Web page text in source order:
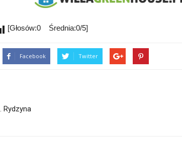
[Głosów:0 Średnia:0/5]
Facebook Twitter
Rydzyna